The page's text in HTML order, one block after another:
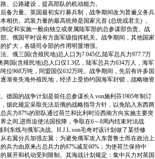
、公路建设，提高部队的机动能力。
力量。英国最初实行募兵制，战争期间改为普遍义务兵
相仿。武装力量的最高统帅是国家元首 (总统或君主) ，
定和实施一般由独立或隶属陆军部的总参谋部负责。战
。俄国平时设有方面军级指挥机关。战争期间，其他国家
扩大，各级司令部的作用明显增强。
俄三国(含殖民地)总人口为7.045亿,陆军总兵力977.7万
国(含殖民地)总人口仅1.3亿，陆军总兵力634万人，海军
位968万吨，同盟国仅632万吨。战争期间，先后有许多国
渐丧失海外殖民地，经济上受协约国海军封锁，战略物资
国的战争计划是前任总参谋长A.von施利芬1905年制订
据此规定采取先法后俄的战略指导方针，以免陷入东西两
兵力87%的部队通过荷兰和比利时沿西南方向实施主要突
之间,进而迫使法国投降，争取在6～8周内结束对法战
东线与俄军决战。H.J.L.von毛奇对该计划做了某些修
右翼分兵加强左翼；为避免俄军攻入东普鲁士而在政治上
兵力由原来占总兵力的87%减至60%；为使荷兰保持中
展开和机动受到限制。其海战计划规定：集中兵力对英国